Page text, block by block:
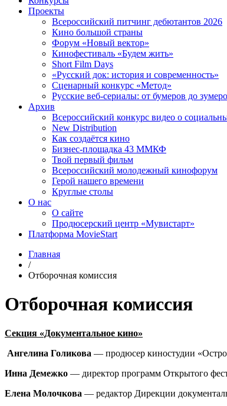
Проекты
Всероссийский питчинг дебютантов 2026
Кино большой страны
Форум «Новый вектор»
Кинофестиваль «Будем жить»
Short Film Days
«Русский док: история и современность»
Сценарный конкурс «Метод»
Русские веб-сериалы: от бумеров до
Архив
Всероссийский конкурс видео о
New Distribution
Как создаётся кино
Бизнес-площадка 43 ММКФ
Твой первый фильм
Всероссийский молодежный кинофорум
Герой нашего времени
Круглые столы
О нас
О сайте
Продюсерский центр «Мувистарт»
Платформа MovieStart
Главная
/
Отборочная комиссия
Отборочная комиссия
Секция «Документальное кино»
Ангелина Голикова — продюсер киностудии
Инна Демежко — директор программ Открытого
Елена Молочкова — редактор Дирекции